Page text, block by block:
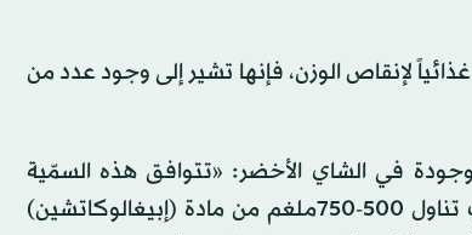
لإنقاص الوزن، فإنها تشير إلى وجود عدد من
في الشاي الأخضر: «تتوافق هذه السمّية
الناتجة عن الجرعة الزائدة مع التجارب المعملية؛ فعلى سبيل المثال، تسبب تناول 500-750ملغم من مادة (إبيغالوكاتشين)